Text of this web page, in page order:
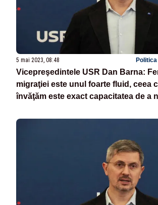
5 mai 2023, 08:48
Vicepreşedintele USR Dan Barna:
migraţiei este unul foarte fluid, ceea
învăţăm este exact capacitatea de a